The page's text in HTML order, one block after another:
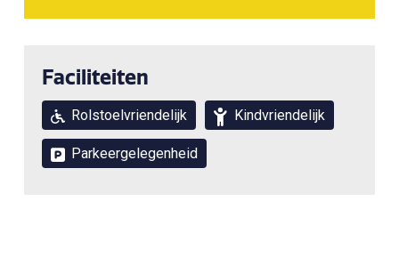
Faciliteiten
Rolstoelvriendelijk Kindvriendelijk
Parkeergelegenheid